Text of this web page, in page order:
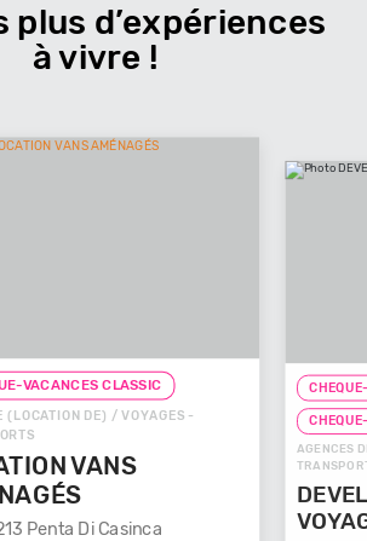
plus d’expériences
à vivre !
VACANCES CLASSIC
(LOCATION DE) / VOYAGES -
VANS
Penta Di Casinca
AGENCES